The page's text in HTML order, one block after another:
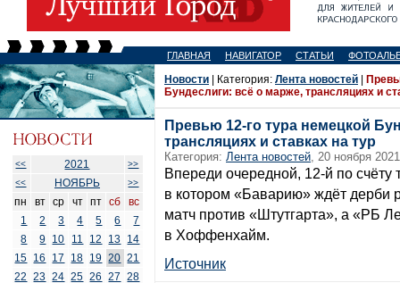
ГЛАВНАЯ НАВИГАТОР СТАТЬИ
<< 2021
>>
<<
НОЯБРЬ >>
пн вт ср чт пт сб
вс
1
2 3 4 5 6
7
8
9 10 11 12 13 14
15 16 17 18 19 20 21
22
23 24 25 26 27
28
Новости | Категория: Лента новостей
Бундеслиги: всё о марже, трансляциях и
Превью 12-го тура немецкой
трансляциях и ставках на тур
Категория: Лента новостей, 20 ноября
Впереди очередной, 12-й по счёту
в котором «Баварию» ждёт дерби
матч против «Штутгарта», а «РБ
в Хоффенхайм.
Источник